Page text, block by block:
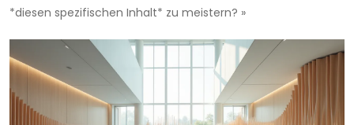
*diesen spezifischen Inhalt* zu meistern? »